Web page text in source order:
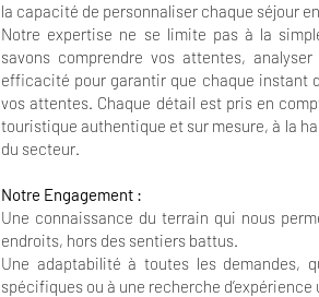
la capacité de personnaliser chaque séjour
Notre expertise ne se limite pas à la
savons comprendre vos attentes,
efficacité pour garantir que chaque instant
vos attentes. Chaque détail est pris en
touristique authentique et sur mesure, à la
du secteur.
Notre Engagement :
Une connaissance du terrain qui nous
endroits, hors des sentiers battus.
Une adaptabilité à toutes les demandes,
spécifiques ou à une recherche d’expérience